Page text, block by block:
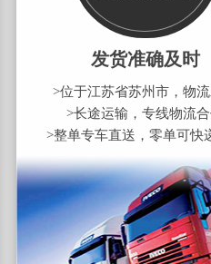
发货准确及时
>位于江苏省苏州市，物
>长途运输，专线物流
>整单专车直送，零单可快